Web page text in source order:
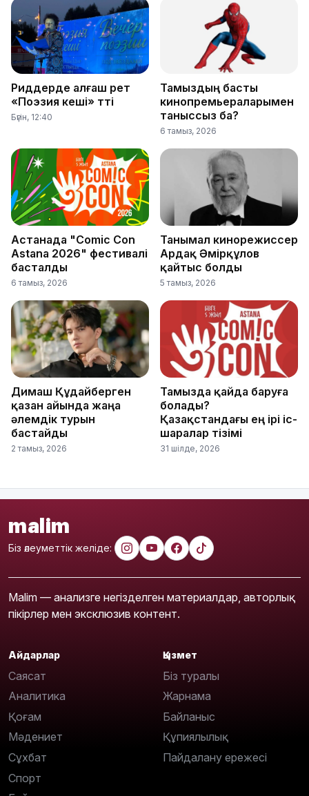
Риддерде алғаш рет
«Поэзия кеші» өтті
Бүгін, 12:40
Тамыздың басты
кинопремьераларымен
таныссыз ба?
6 тамыз, 2026
Астанада "Comic Con
Astana 2026" фестивалі
басталды
6 тамыз, 2026
Танымал кинорежиссер
Ардақ Әмірқұлов
қайтыс болды
5 тамыз, 2026
Димаш Құдайберген
қазан айында жаңа
әлемдік турын
бастайды
2 тамыз, 2026
Тамызда қайда баруға
болады?
Қазақстандағы ең ірі іс-
шаралар тізімі
31 шілде, 2026
malim
Біз әлеуметтік желіде:
Malim — анализге негізделген материалдар, авторлық
пікірлер мен эксклюзив контент.
Айдарлар
Саясат
Аналитика
Қоғам
Мәдениет
Сұхбат
Спорт
Қызмет
Біз туралы
Жарнама
Байланыс
Құпиялылық
Пайдалану ережесі